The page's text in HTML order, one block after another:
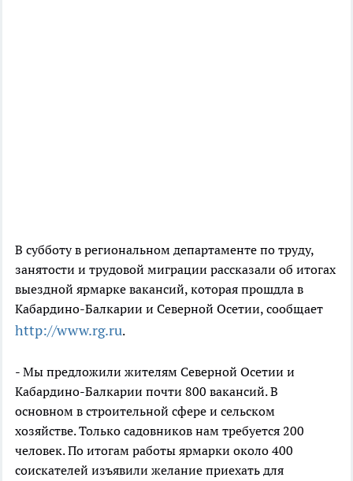
В субботу в региональном департаменте по труду,
занятости и трудовой миграции рассказали об итогах
выездной ярмарке вакансий, которая прошдла в
Кабардино-Балкарии и Северной Осетии, сообщает
http://www.rg.ru.
- Мы предложили жителям Северной Осетии и
Кабардино-Балкарии почти 800 вакансий. В
основном в строительной сфере и сельском
хозяйстве. Только садовников нам требуется 200
человек. По итогам работы ярмарки около 400
соискателей изъявили желание приехать для